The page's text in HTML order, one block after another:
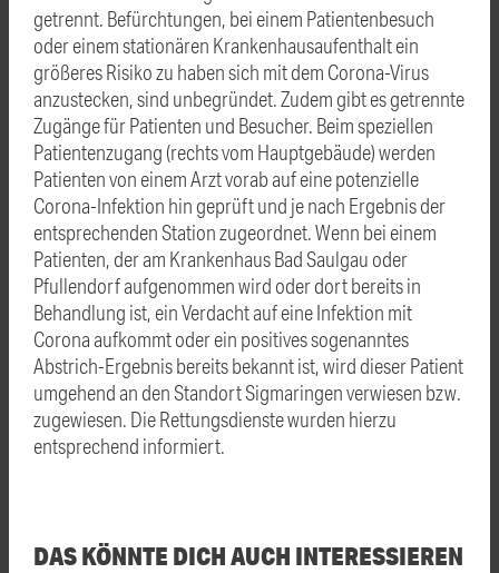
getrennt. Befürchtungen, bei einem Patientenbesuch
oder einem stationären Krankenhausaufenthalt ein
größeres Risiko zu haben sich mit dem Corona-Virus
anzustecken, sind unbegründet. Zudem gibt es getrennte
Zugänge für Patienten und Besucher. Beim speziellen
Patientenzugang (rechts vom Hauptgebäude) werden
Patienten von einem Arzt vorab auf eine potenzielle
Corona-Infektion hin geprüft und je nach Ergebnis der
entsprechenden Station zugeordnet. Wenn bei einem
Patienten, der am Krankenhaus Bad Saulgau oder
Pfullendorf aufgenommen wird oder dort bereits in
Behandlung ist, ein Verdacht auf eine Infektion mit
Corona aufkommt oder ein positives sogenanntes
Abstrich-Ergebnis bereits bekannt ist, wird dieser Patient
umgehend an den Standort Sigmaringen verwiesen bzw.
zugewiesen. Die Rettungsdienste wurden hierzu
entsprechend informiert.
DAS KÖNNTE DICH AUCH INTERESSIEREN